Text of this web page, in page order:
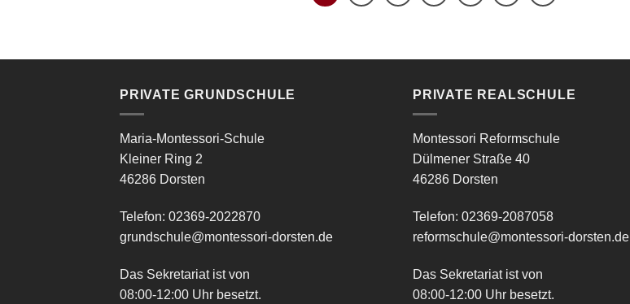
PRIVATE GRUNDSCHULE
Maria-Montessori-Schule
Kleiner Ring 2
46286 Dorsten
Telefon: 02369-2022870
grundschule@montessori-dorsten.de
Das Sekretariat ist von
08:00-12:00 Uhr besetzt.
PRIVATE REALSCHULE
Montessori Reformschule
Dülmener Straße 40
46286 Dorsten
Telefon: 02369-2087058
reformschule@montessori-dorsten.de
Das Sekretariat ist von
08:00-12:00 Uhr besetzt.